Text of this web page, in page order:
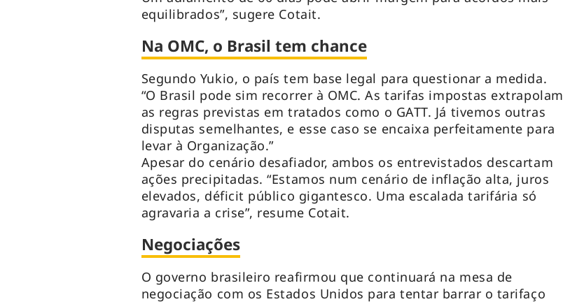
equilibrados”, sugere Cotait.
Na OMC, o Brasil tem chance
Segundo Yukio, o país tem base legal para questionar a medida.
“O Brasil pode sim recorrer à OMC. As tarifas impostas extrapolam
as regras previstas em tratados como o GATT. Já tivemos outras
disputas semelhantes, e esse caso se encaixa perfeitamente para
levar à Organização.”
Apesar do cenário desafiador, ambos os entrevistados descartam
ações precipitadas. “Estamos num cenário de inflação alta, juros
elevados, déficit público gigantesco. Uma escalada tarifária só
agravaria a crise”, resume Cotait.
Negociações
O governo brasileiro reafirmou que continuará na mesa de
negociação com os Estados Unidos para tentar barrar o tarifaço